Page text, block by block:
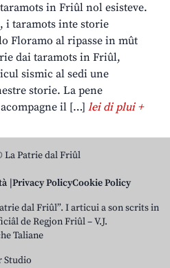
in Friûl nol esisteve.
i taramots inte storie
Floramo al ripasse in mût
dai taramots in Friûl,
sismic al sedi une
storie. La pene
il […] lei di plui +
La Patrie dal Friûl
Privacy PolicyCookie Policy
dal Friûl”. I articui a son scrits in
de Regjon Friûl – V.J.
Taliane
Studio